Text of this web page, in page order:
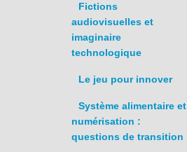
Fictions
audiovisuelles et
imaginaire
technologique
Le jeu pour innover
Système alimentaire et
numérisation :
questions de transition